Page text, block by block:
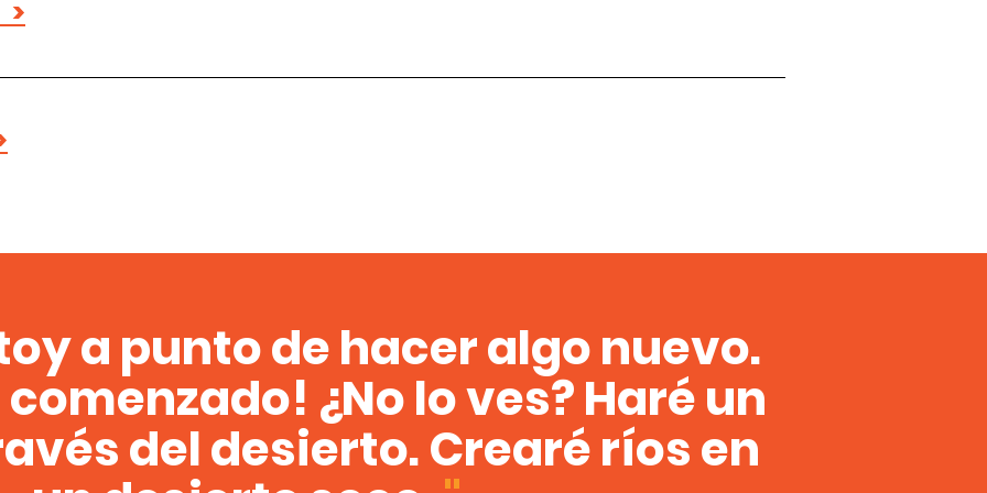
a punto de hacer algo nuevo.
¿No lo ves? Haré un
del desierto. Crearé ríos en